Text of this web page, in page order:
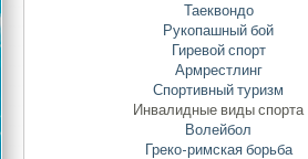
Таеквондо
Рукопашный бой
Гиревой спорт
Армрестлинг
Спортивный туризм
Инвалидные виды спорта
Волейбол
Греко-римская борьба